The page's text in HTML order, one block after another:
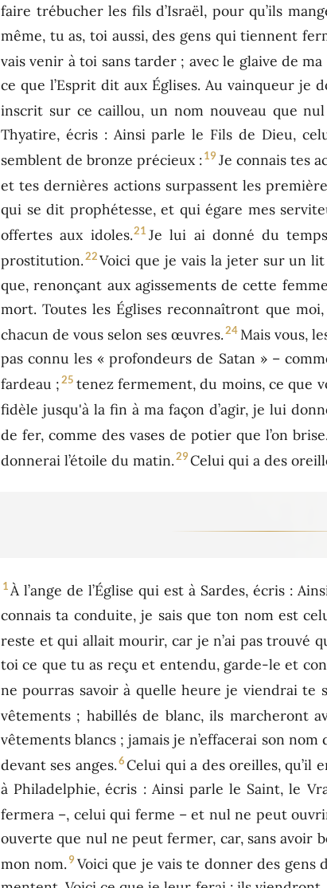
faire trébucher les fils d’Israël, pour qu’ils
même, tu as, toi aussi, des gens qui tiennent
vais venir à toi sans tarder ; avec le glaive de
ce que l’Esprit dit aux Églises. Au vainqueur je
inscrit sur ce caillou, un nom nouveau que
Thyatire, écris : Ainsi parle le Fils de Dieu,
semblent de bronze précieux :19 Je connais tes
et tes dernières actions surpassent les
qui se dit prophétesse, et qui égare mes
offertes aux idoles.21 Je lui ai donné du
prostitution.22 Voici que je vais la jeter sur un
que, renonçant aux agissements de cette
mort. Toutes les Églises reconnaîtront que
chacun de vous selon ses œuvres. 24Mais vous,
pas connu les « profondeurs de Satan » –
fardeau ; 25 tenez fermement, du moins, ce que
fidèle jusqu'à la fin à ma façon d’agir, je lui
de fer, comme des vases de potier que l’on brise.
donnerai l’étoile du matin.29 Celui qui a des
1 À l’ange de l’Église qui est à Sardes, écris :
connais ta conduite, je sais que ton nom est
reste et qui allait mourir, car je n’ai pas trouvé
toi ce que tu as reçu et entendu, garde-le et
ne pourras savoir à quelle heure je viendrai te
vêtements ; habillés de blanc, ils marcheront
vêtements blancs ; jamais je n’effacerai son
devant ses anges.6 Celui qui a des oreilles, qu’il
à Philadelphie, écris : Ainsi parle le Saint, le
fermera –, celui qui ferme – et nul ne peut
ouverte que nul ne peut fermer, car, sans avoir
mon nom. 9 Voici que je vais te donner des gens